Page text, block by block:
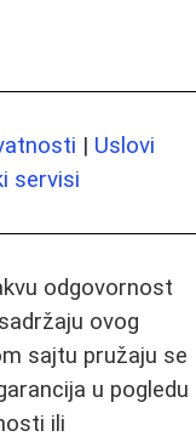
| Uslovi
servisi
odgovornost
ovog
sajtu pružaju se
u pogledu
ili